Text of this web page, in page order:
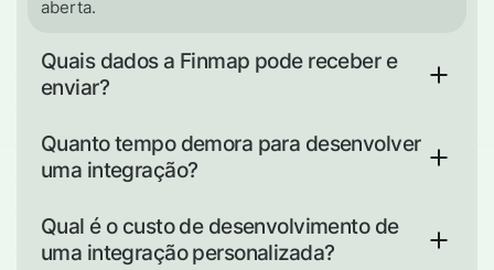
aberta.
Quais dados a Finmap pode receber e
enviar?
dentro da estrutura da documentação atual da
API.
Quanto tempo demora para desenvolver
uma integração?
até dois dias úteis, desenvolver uma nova leva
em média duas semanas (mas o tempo
depende da complexidade e do escopo do
Qual é o custo de desenvolvimento de
uma integração personalizada?